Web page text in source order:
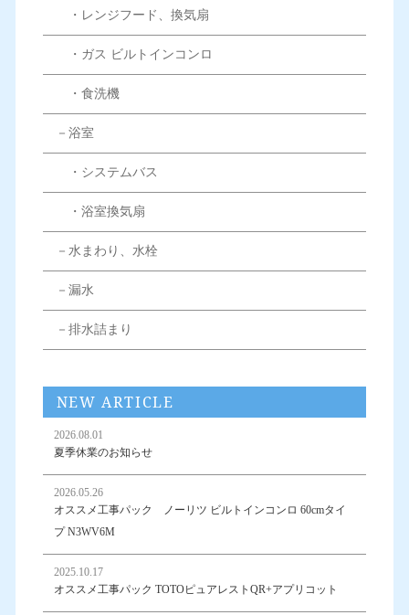
・レンジフード、換気扇
・ガス ビルトインコンロ
・食洗機
－浴室
・システムバス
・浴室換気扇
－水まわり、水栓
－漏水
－排水詰まり
NEW ARTICLE
2026.08.01
夏季休業のお知らせ
2026.05.26
オススメ工事パック ノーリツ ビルトインコンロ 60cmタイ
プ N3WV6M
2025.10.17
オススメ工事パック TOTOピュアレストQR+アプリコット